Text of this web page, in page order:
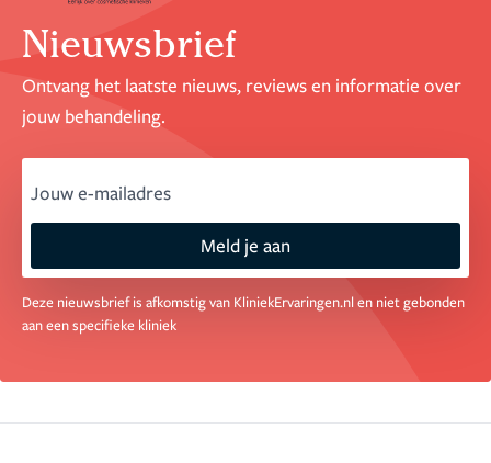
Nieuwsbrief
Ontvang het laatste nieuws, reviews en informatie over
jouw behandeling.
Meld je aan
Deze nieuwsbrief is afkomstig van KliniekErvaringen.nl en niet gebonden
aan een specifieke kliniek